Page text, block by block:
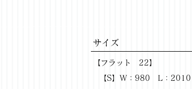
サイズ
【フラット 22】
【S】Ｗ：980 L：